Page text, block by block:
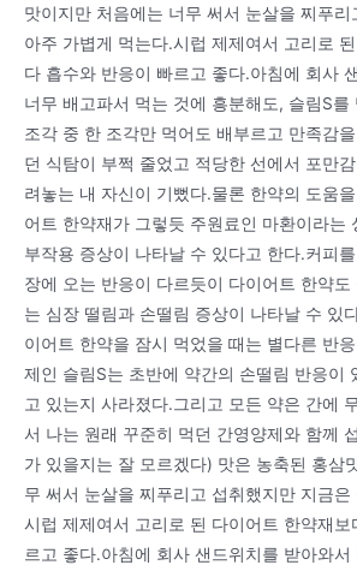
맛이지만 처음에는 너무 써서 눈살을 찌푸
아주 가볍게 먹는다.시럽 제제여서 고리로
다 흡수와 반응이 빠르고 좋다.아침에 회사
너무 배고파서 먹는 것에 흥분해도, 슬림S를
조각 중 한 조각만 먹어도 배부르고 만족감
던 식탐이 부쩍 줄었고 적당한 선에서 포만
려놓는 내 자신이 기뻤다.물론 한약의 도움
어트 한약재가 그렇듯 주원료인 마환이라는
부작용 증상이 나타날 수 있다고 한다.커피
장에 오는 반응이 다르듯이 다이어트 한약도
는 심장 떨림과 손떨림 증상이 나타날 수 있
이어트 한약을 잠시 먹었을 때는 별다른 반
제인 슬림S는 초반에 약간의 손떨림 반응이
고 있는지 사라졌다.그리고 모든 약은 간에
서 나는 원래 꾸준히 먹던 간영양제와 함께
가 있을지는 잘 모르겠다) 맛은 농축된 홍삼
무 써서 눈살을 찌푸리고 섭취했지만 지금
시럽 제제여서 고리로 된 다이어트 한약재
르고 좋다.아침에 회사 샌드위치를 받아와